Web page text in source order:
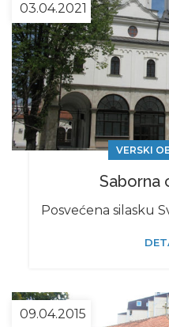
03.04.2021
VERSKI
Saborna
Posvećena silasku
09.04.2015